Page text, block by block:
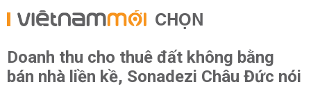
CHỌN
Doanh thu cho thuê đất không bằng
bán nhà liền kề, Sonadezi Châu Đức nói